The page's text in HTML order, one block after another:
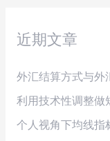
近期文章
外汇结算方式与外
利用技术性调整做
个人视角下均线指